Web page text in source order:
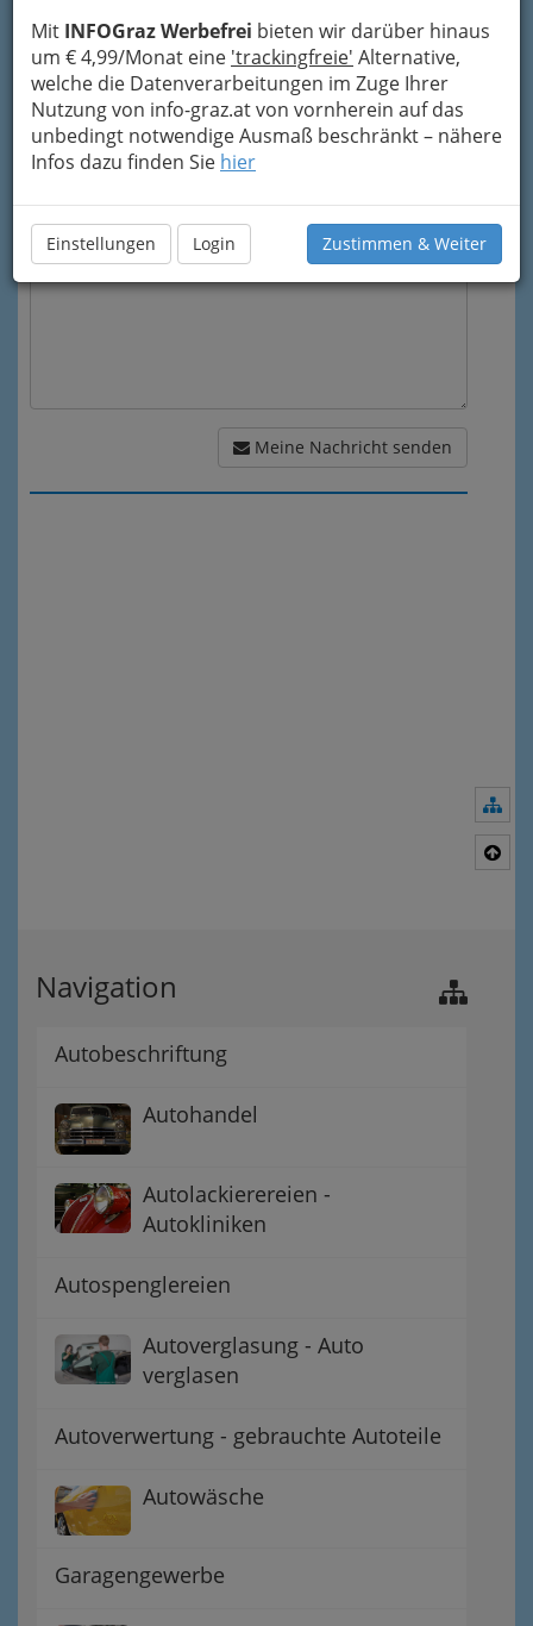
Mit INFOGraz Werbefrei bieten wir darüber hinaus
um € 4,99/Monat eine 'trackingfreie' Alternative,
welche die Datenverarbeitungen im Zuge Ihrer
Nutzung von info-graz.at von vornherein auf das
unbedingt notwendige Ausmaß beschränkt – nähere
Infos dazu finden Sie hier
Einstellungen Login Zustimmen & Weiter
Mein Betreff
Meine Nachricht
Meine Nachricht senden
Navigation
Autobeschriftung
Autohandel
Autolackierereien -
Autokliniken
Autospenglereien
Autoverglasung - Auto
verglasen
Autoverwertung - gebrauchte Autoteile
Autowäsche
Garagengewerbe